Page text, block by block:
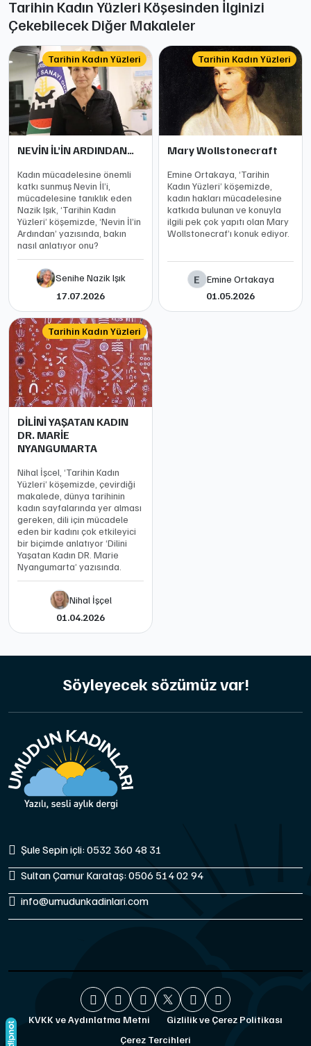
Tarihin Kadın Yüzleri Köşesinden İlginizi
Çekebilecek Diğer Makaleler
Tarihin Kadın Yüzleri
NEVİN İL’İN ARDINDAN…
Kadın mücadelesine önemli
katkı sunmuş Nevin İl’i,
mücadelesine tanıklık eden
Nazik Işık, ‘Tarihin Kadın
Yüzleri’ köşemizde, ‘Nevin İl’in
Ardından’ yazısında, bakın
nasıl anlatıyor onu?
Senihe Nazik Işık
17.07.2026
Tarihin Kadın Yüzleri
Mary Wollstonecraft
Emine Ortakaya, ‘Tarihin
Kadın Yüzleri’ köşemizde,
kadın hakları mücadelesine
katkıda bulunan ve konuyla
ilgili pek çok yapıtı olan Mary
Wollstonecraf’ı konuk ediyor.
E
Emine Ortakaya
01.05.2026
Tarihin Kadın Yüzleri
DİLİNİ YAŞATAN KADIN
DR. MARİE
NYANGUMARTA
Nihal İşcel, ‘Tarihin Kadın
Yüzleri’ köşemizde, çevirdiği
makalede, dünya tarihinin
kadın sayfalarında yer alması
gereken, dili için mücadele
eden bir kadını çok etkileyici
bir biçimde anlatıyor ‘Dilini
Yaşatan Kadın DR. Marie
Nyangumarta’ yazısında.
Nihal İşçel
01.04.2026
Söyleyecek sözümüz var!
Şule Sepin içli: 0532 360 48 31
Sultan Çamur Karataş: 0506 514 02 94
info@umudunkadinlari.com
KVKK ve Aydınlatma Metni
Gizlilik ve Çerez Politikası
Çerez Tercihleri